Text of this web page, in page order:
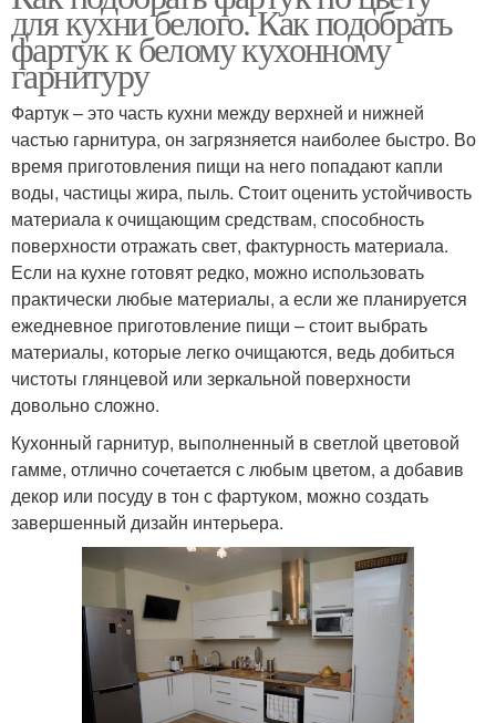
для кухни белого. Как подобрать
фартук к белому кухонному
гарнитуру
Фартук – это часть кухни между верхней и нижней
частью гарнитура, он загрязняется наиболее быстро. Во
время приготовления пищи на него попадают капли
воды, частицы жира, пыль. Стоит оценить устойчивость
материала к очищающим средствам, способность
поверхности отражать свет, фактурность материала.
Если на кухне готовят редко, можно использовать
практически любые материалы, а если же планируется
ежедневное приготовление пищи – стоит выбрать
материалы, которые легко очищаются, ведь добиться
чистоты глянцевой или зеркальной поверхности
довольно сложно.
Кухонный гарнитур, выполненный в светлой цветовой
гамме, отлично сочетается с любым цветом, а добавив
декор или посуду в тон с фартуком, можно создать
завершенный дизайн интерьера.